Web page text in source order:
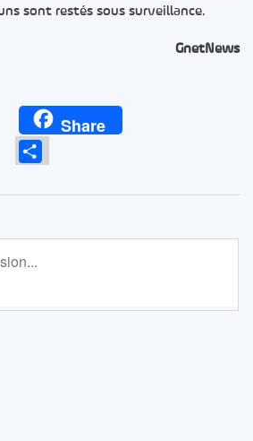
sont restés sous surveillance.
GnetNews
Share